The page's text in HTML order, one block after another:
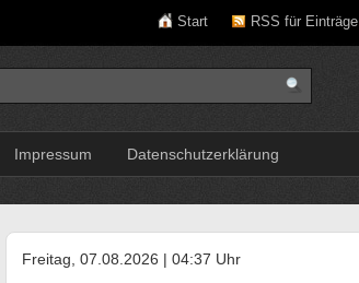
Start RSS für Einträge
Impressum Datenschutzerklärung
Freitag, 07.08.2026 | 04:37 Uhr